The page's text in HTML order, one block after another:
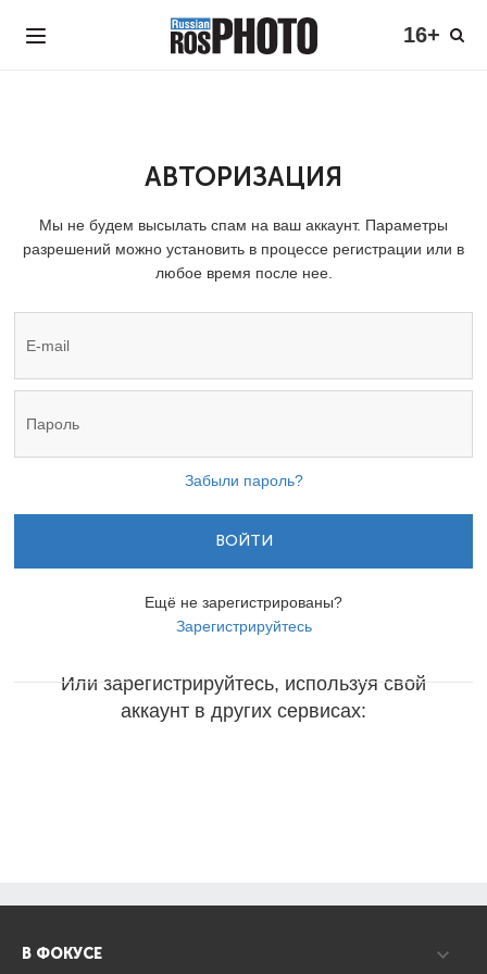
16+
АВТОРИЗАЦИЯ
Мы не будем высылать спам на ваш аккаунт. Параметры
разрешений можно установить в процессе регистрации или в
любое время после нее.
Забыли пароль?
ВОЙТИ
Ещё не зарегистрированы?
Зарегистрируйтесь
Или зарегистрируйтесь, используя свой
аккаунт в других сервисах:
В ФОКУСЕ